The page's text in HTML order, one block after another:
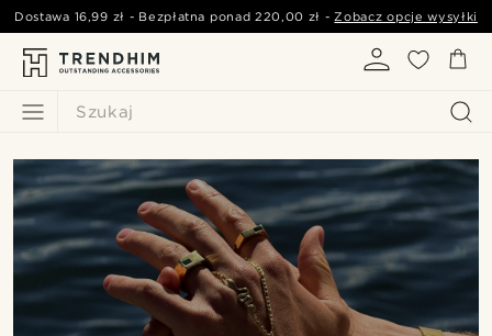
Szukaj
Dostawa 16,99 zł - Bezpłatna ponad220,00 zł -Zobacz opcje wysyłki